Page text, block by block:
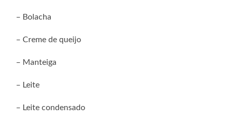
– Bolacha
– Creme de queijo
– Manteiga
– Leite
– Leite condensado